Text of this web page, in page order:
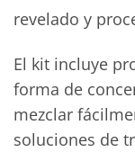
revelado y
El kit incluye
forma de
mezclar
soluciones de